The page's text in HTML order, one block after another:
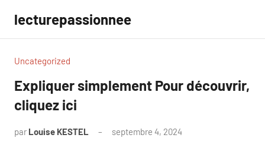
contenu
lecturepassionnee
Uncategorized
Expliquer simplement Pour découvrir,
cliquez ici
par Louise KESTEL septembre 4, 2024